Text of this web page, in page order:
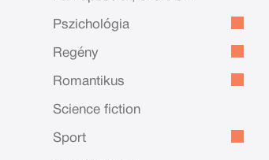
Pszichológia
Regény
Romantikus
Science fiction
Sport